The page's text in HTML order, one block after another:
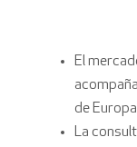
El
de
La